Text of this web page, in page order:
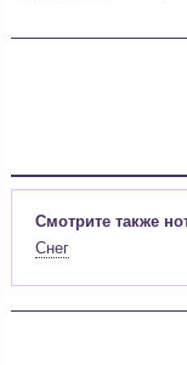
Смотрите также
Снег